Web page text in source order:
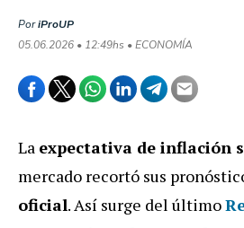
PoriProUP
05.06.2026 • 12:49hs • ECONOMÍA
La expectativa de inflación
mercado recortó sus
oficial. Así surge del último